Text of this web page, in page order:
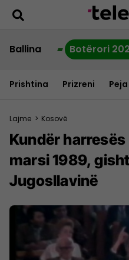
Ballina Botërori
Prishtina Prizreni Peja
Lajme > Kosovë
Kundër
marsi 1989,
Jugosllavinë